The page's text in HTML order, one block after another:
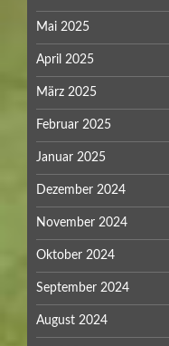
Mai 2025
April 2025
März 2025
Februar 2025
Januar 2025
Dezember 2024
November 2024
Oktober 2024
September 2024
August 2024